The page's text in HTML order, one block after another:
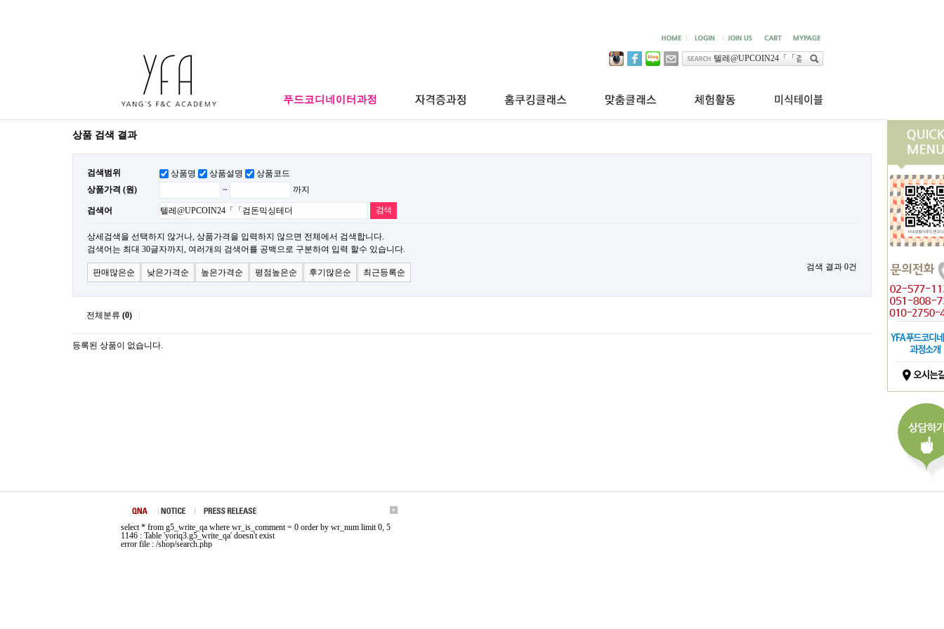
상품 검색 결과
검색범위 상품명 상품설명
상품코드
상품가격 (원)
~ 까지
검색어
상세검색을 선택하지 않거나, 상품가격을 입력하지 않으면 전체에서 검색합니다.
검색어는 최대 30글자까지, 여러개의 검색어를 공백으로 구분하여 입력 할수 있습니다.
판매많은순 낮은가격순 높은가격순 평점높은순 후기많은순 최근등록순
검색 결과 0건
전체분류 (0)
등록된 상품이 없습니다.
select * from g5_write_qa where wr_is_comment = 0 order by wr_num limit 0, 5
1146 : Table 'yoriq3.g5_write_qa' doesn't exist
error file : /shop/search.php